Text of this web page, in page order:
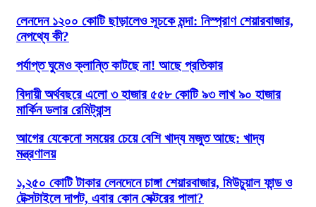
লেনদেন ১২০০ কোটি ছাড়ালেও সূচকে মন্দা: নিস্প্রাণ শেয়ারবাজার,
নেপথ্যে কী?
পর্যাপ্ত ঘুমেও ক্লান্তি কাটছে না! আছে প্রতিকার
বিদায়ী অর্থবছরে এলো ৩ হাজার ৫৫৮ কোটি ৯৩ লাখ ৯০ হাজার
মার্কিন ডলার রেমিট্যান্স
আগের যেকেনো সময়ের চেয়ে বেশি খাদ্য মজুত আছে: খাদ্য
মন্ত্রণালয়
১,২৫০ কোটি টাকার লেনদেনে চাঙ্গা শেয়ারবাজার, মিউচুয়াল ফান্ড ও
টেক্সটাইলে দাপট, এবার কোন সেক্টরের পালা?